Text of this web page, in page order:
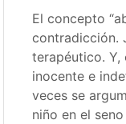
El concepto
contradicción.
terapéutico. Y,
inocente e
veces se
niño en el